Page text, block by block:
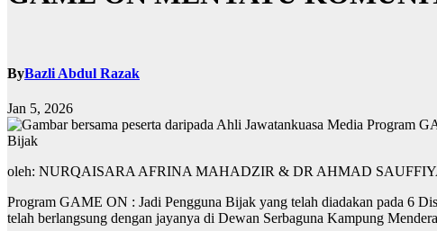
ByBazli Abdul Razak
Jan 5, 2026
Bijak
oleh: NURQAISARA AFRINA MAHADZIR & DR AHMAD
Program GAME ON : Jadi Pengguna Bijak yang telah diadakan pada 6
telah berlangsung dengan jayanya di Dewan Serbaguna Kampung